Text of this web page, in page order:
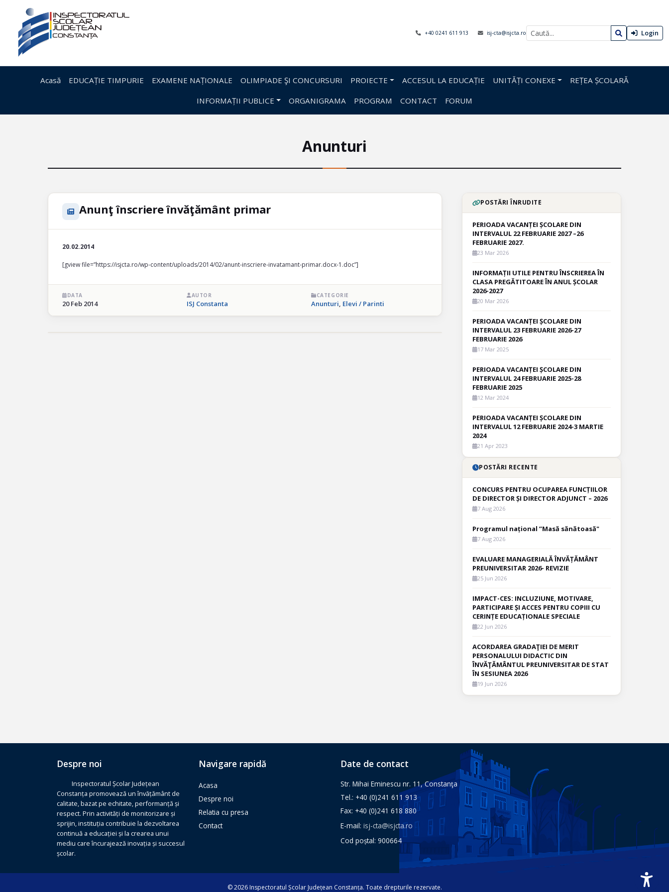
+40 0241 611 913 isj-cta@isjcta.ro Login
Acasă EDUCAȚIE TIMPURIE EXAMENE NAȚIONALE OLIMPIADE ŞI CONCURSURI PROIECTE ACCESUL LA EDUCAȚIE UNITĂȚI CONEXE REȚEA ȘCOLARĂ
INFORMAȚII PUBLICE ORGANIGRAMA PROGRAM CONTACT FORUM
Anunturi
Anunţ înscriere învăţământ primar
20.02.2014
[gview file=”https://isjcta.ro/wp-content/uploads/2014/02/anunt-inscriere-invatamant-primar.docx-1.doc”]
DATA
20 Feb 2014
AUTOR
ISJ Constanta
CATEGORIE
Anunturi, Elevi / Parinti
POSTĂRI ÎNRUDITE
PERIOADA VACANȚEI ȘCOLARE DIN
INTERVALUL 22 FEBRUARIE 2027 –26
FEBRUARIE 2027.
23 Mar 2026
INFORMAȚII UTILE PENTRU ÎNSCRIEREA ÎN
CLASA PREGĂTITOARE ÎN ANUL ȘCOLAR
2026-2027
20 Mar 2026
PERIOADA VACANȚEI ȘCOLARE DIN
INTERVALUL 23 FEBRUARIE 2026-27
FEBRUARIE 2026
17 Mar 2025
PERIOADA VACANȚEI ȘCOLARE DIN
INTERVALUL 24 FEBRUARIE 2025-28
FEBRUARIE 2025
12 Mar 2024
PERIOADA VACANȚEI ȘCOLARE DIN
INTERVALUL 12 FEBRUARIE 2024-3 MARTIE
2024
21 Apr 2023
POSTĂRI RECENTE
CONCURS PENTRU OCUPAREA FUNCȚIILOR
DE DIRECTOR ȘI DIRECTOR ADJUNCT – 2026
7 Aug 2026
Programul național ”Masă sănătoasă"
7 Aug 2026
EVALUARE MANAGERIALĂ ÎNVĂȚĂMÂNT
PREUNIVERSITAR 2026- REVIZIE
25 Jun 2026
IMPACT-CES: INCLUZIUNE, MOTIVARE,
PARTICIPARE ȘI ACCES PENTRU COPIII CU
CERINȚE EDUCAȚIONALE SPECIALE
22 Jun 2026
ACORDAREA GRADAŢIEI DE MERIT
PERSONALULUI DIDACTIC DIN
ÎNVĂŢĂMÂNTUL PREUNIVERSITAR DE STAT
ÎN SESIUNEA 2026
19 Jun 2026
Despre noi
Inspectoratul Școlar Județean
Constanța promovează un învățământ de
calitate, bazat pe echitate, performanță și
respect. Prin activități de monitorizare și
sprijin, instituția contribuie la dezvoltarea
continuă a educației și la crearea unui
mediu care încurajează inovația și succesul
școlar.
Navigare rapidă
Acasa
Despre noi
Relatia cu presa
Contact
Date de contact
Str. Mihai Eminescu nr. 11, Constanţa
Tel.: +40 (0)241 611 913
Fax: +40 (0)241 618 880
E-mail: isj-cta@isjcta.ro
Cod poștal: 900664
© 2026 Inspectoratul Școlar Județean Constanța. Toate drepturile rezervate.